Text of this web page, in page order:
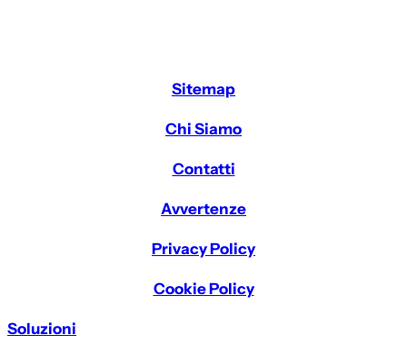
Sitemap
Chi Siamo
Contatti
Avvertenze
Privacy Policy
Cookie Policy
Soluzioni